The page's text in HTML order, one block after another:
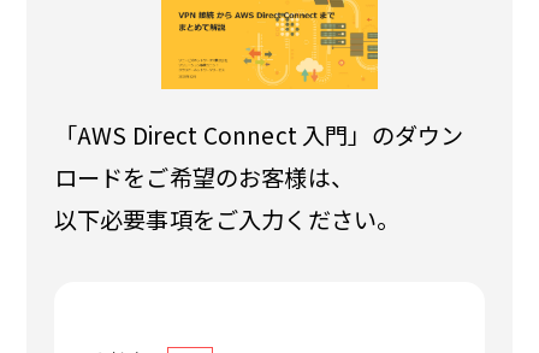
「AWS Direct Connect 入門」のダウン
ロードをご希望のお客様は、
以下必要事項をご入力ください。